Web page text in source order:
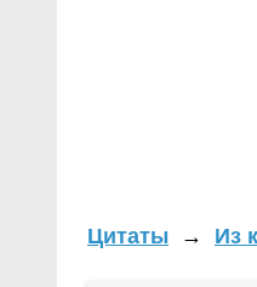
Цитаты → Из